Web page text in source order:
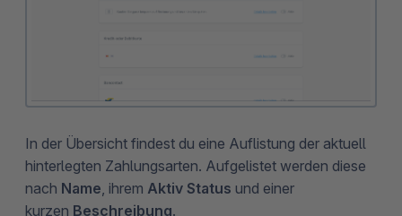
In der Übersicht findest du eine Auflistung der aktuell
hinterlegten Zahlungsarten. Aufgelistet werden diese
nach Name , ihrem Aktiv Status und einer
kurzen Beschreibung.